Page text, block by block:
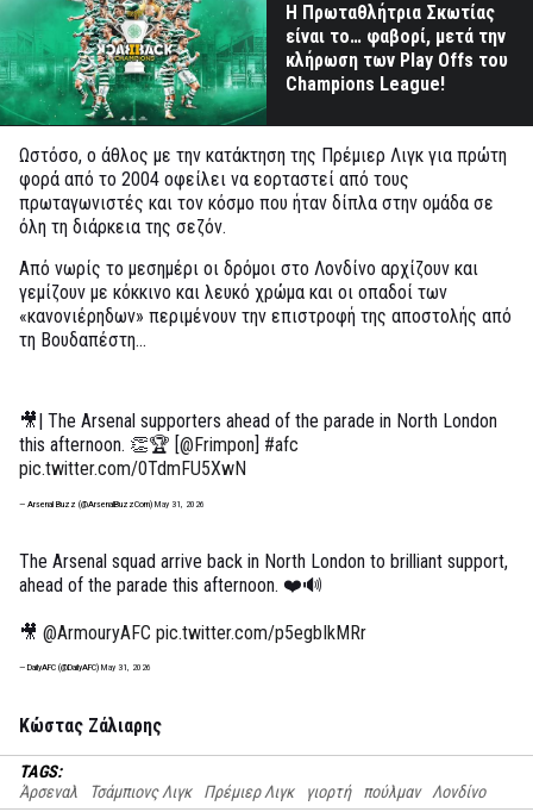
Η Πρωταθλήτρια Σκωτίας
είναι το… φαβορί, μετά την
κλήρωση των Play Offs του
Champions League!
Ωστόσο, ο άθλος με την κατάκτηση της Πρέμιερ Λιγκ για πρώτη
φορά από το 2004 οφείλει να εορταστεί από τους
πρωταγωνιστές και τον κόσμο που ήταν δίπλα στην ομάδα σε
όλη τη διάρκεια της σεζόν.
Από νωρίς το μεσημέρι οι δρόμοι στο Λονδίνο αρχίζουν και
γεμίζουν με κόκκινο και λευκό χρώμα και οι οπαδοί των
«κανονιέρηδων» περιμένουν την επιστροφή της αποστολής από
τη Βουδαπέστη...
🎥| The Arsenal supporters ahead of the parade in North London
this afternoon. 👏🏆 [ @Frimpon #afc
pic.twitter.com/0TdmFU5XwN
— Arsenal Buzz (@ArsenalBuzzCom) May 31, 2026
The Arsenal squad arrive back in North London to brilliant support,
ahead of the parade this afternoon. ❤️🔊
🎥 @ArmouryAFC pic.twitter.com/p5egbIkMRr
— DailyAFC (@DailyAFC) May 31, 2026
Κώστας Ζάλιαρης
TAGS:
Άρσεναλ
Τσάμπιονς Λιγκ Πρέμιερ Λιγκ γιορτή πούλμαν Λονδίνο